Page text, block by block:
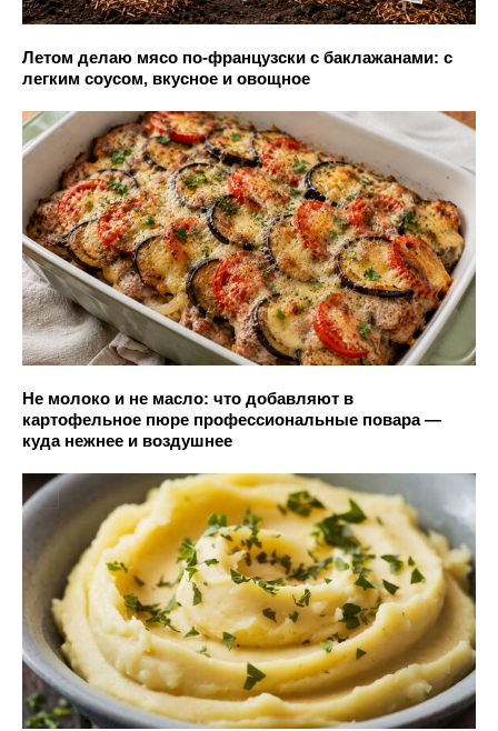
Летом делаю мясо по-французски с баклажанами: с
легким соусом, вкусное и овощное
Не молоко и не масло: что добавляют в
картофельное пюре профессиональные повара —
куда нежнее и воздушнее